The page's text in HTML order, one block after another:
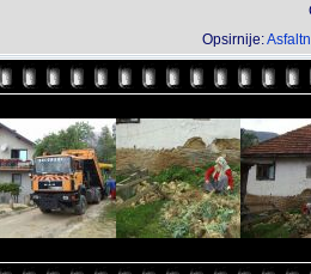
Opsirnije: